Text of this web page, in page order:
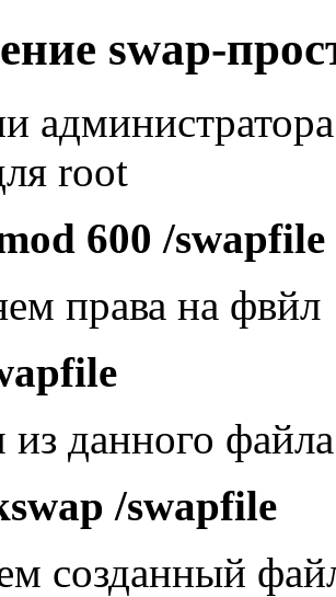
swap-
root
600 /swapfile
права на фвйл
из данного
/swapfile
созданный